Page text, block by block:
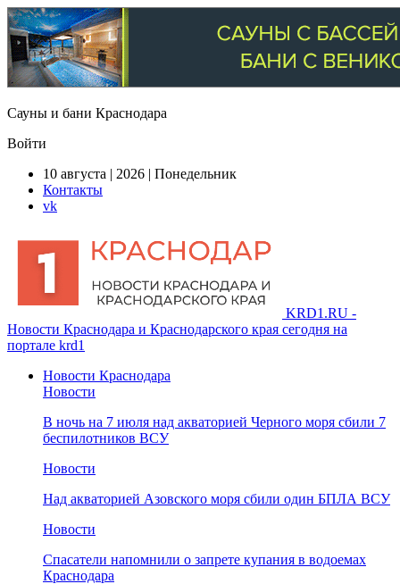
Сауны и бани Краснодара
Войти
10 августа | 2026 | Понедельник
Контакты
vk
KRD1.RU -
Новости Краснодара и Краснодарского края сегодня на
портале krd1
Новости Краснодара
Новости
В ночь на 7 июля над акваторией Черного моря сбили 7
беспилотников ВСУ
Новости
Над акваторией Азовского моря сбили один БПЛА ВСУ
Новости
Спасатели напомнили о запрете купания в водоемах
Краснодара